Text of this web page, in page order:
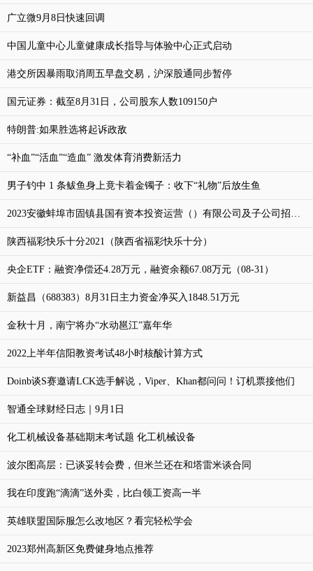
广立微9月8日快速回调
中国儿童中心儿童健康成长指导与体验中心正式启动
港交所因暴雨取消周五早盘交易，沪深股通同步暂停
国元证券：截至8月31日，公司股东人数109150户
特朗普:如果胜选将起诉政敌
“补血”“活血”“造血” 激发体育消费新活力
男子钓中 1 条鲅鱼身上竟卡着金镯子：收下“礼物”后放生鱼
2023安徽蚌埠市固镇县国有资本投资运营（）有限公司及子公司招聘工作人员体检递补工作安排通知
陕西福彩快乐十分2021（陕西省福彩快乐十分）
央企ETF：融资净偿还4.28万元，融资余额67.08万元（08-31）
新益昌（688383）8月31日主力资金净买入1848.51万元
金秋十月，南宁将办“水动邕江”嘉年华
2022上半年信阳教资考试48小时核酸计算方式
Doinb谈S赛邀请LCK选手解说，Viper、Khan都问问！订机票接他们
智通全球财经日志｜9月1日
化工机械设备基础期末考试题 化工机械设备
波尔图高层：已谈妥转会费，但米兰还在和塔雷米谈合同
我在印度跑“滴滴”送外卖，比白领工资高一半
英雄联盟国际服怎么改地区？看完轻松学会
2023郑州高新区免费健身地点推荐